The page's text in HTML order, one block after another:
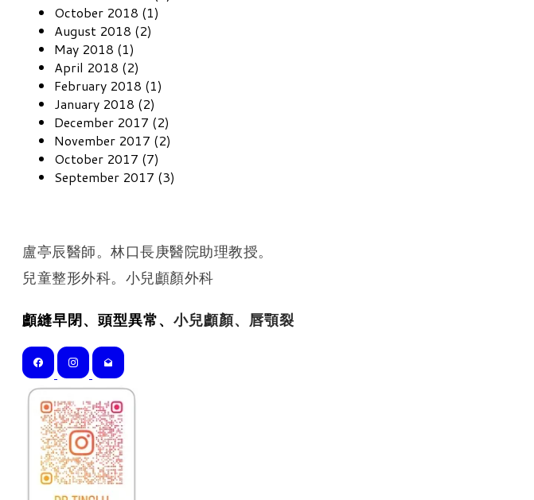
October 2018 (1)
August 2018 (2)
May 2018 (1)
April 2018 (2)
February 2018 (1)
January 2018 (2)
December 2017 (2)
November 2017 (2)
October 2017 (7)
September 2017 (3)
盧亭辰醫師。林口長庚醫院助理教授。
​兒童整形外科。小兒顱顏外科
顱縫早閉、頭型異常、 小兒顱顏、唇顎裂